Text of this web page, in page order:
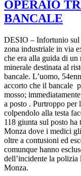
OPERAIO
BANCALE
DESIO – Infortunio sul
zona industriale in via
che era alla guida di un
minerale destinata al
bancale. L’uomo,
accorto che il bancale
mosso;
a posto . Purtroppo per
colpendolo alla testa
118 giunta sul posto
Monza dove i medici
oltre a contusioni ed
comunque hanno
dell’incidente la
Monza.